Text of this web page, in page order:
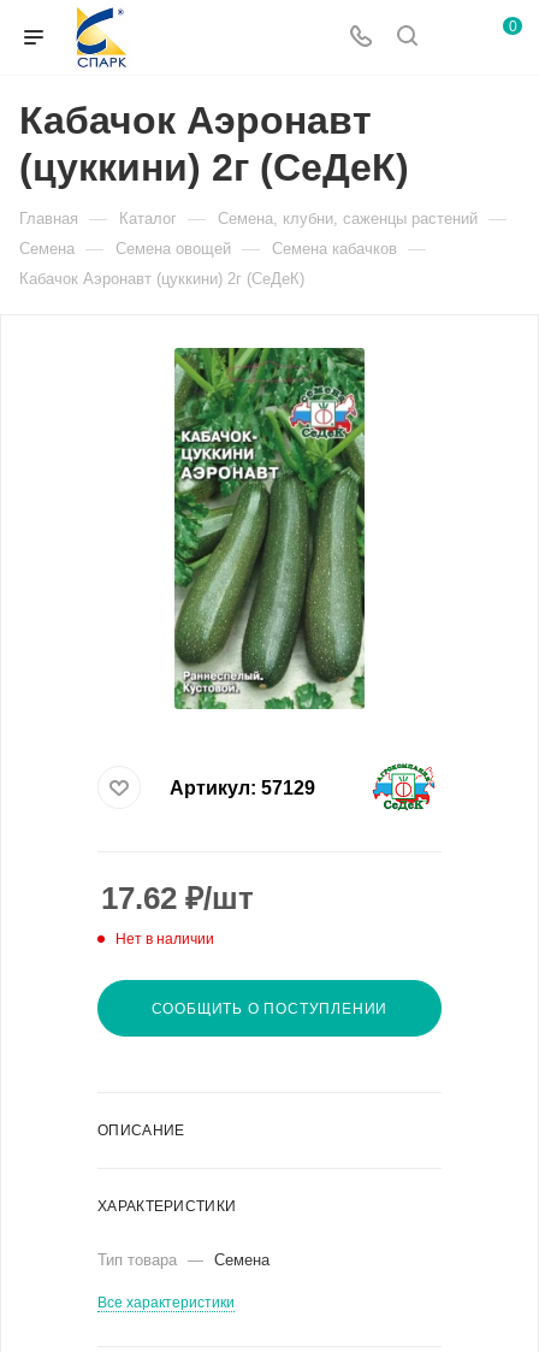
0
Кабачок Аэронавт
(цуккини) 2г (СеДеК)
Главная — Каталог — Семена, клубни, саженцы растений —
Семена — Семена овощей — Семена кабачков —
Кабачок Аэронавт (цуккини) 2г (СеДеК)
Артикул: 57129
17.62 ₽/шт
Нет в наличии
СООБЩИТЬ О ПОСТУПЛЕНИИ
ОПИСАНИЕ
ХАРАКТЕРИСТИКИ
Тип товара — Семена
Все характеристики